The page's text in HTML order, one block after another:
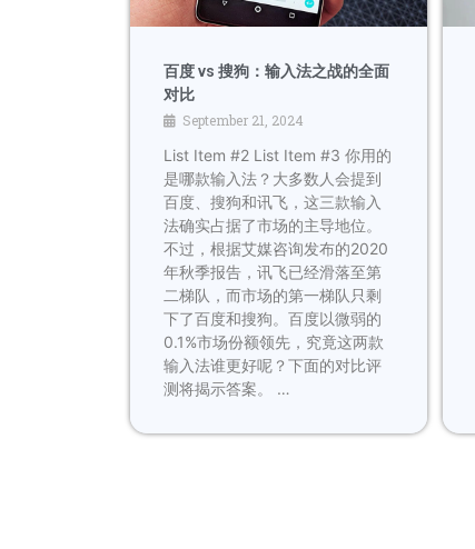
百度 vs 搜狗：输入法之战的全面
对比
September 21, 2024
List Item #2 List Item #3 你用的
是哪款输入法？大多数人会提到
百度、搜狗和讯飞，这三款输入
法确实占据了市场的主导地位。
不过，根据艾媒咨询发布的2020
年秋季报告，讯飞已经滑落至第
二梯队，而市场的第一梯队只剩
下了百度和搜狗。百度以微弱的
0.1%市场份额领先，究竟这两款
输入法谁更好呢？下面的对比评
测将揭示答案。 …